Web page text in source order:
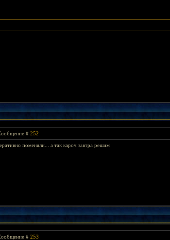
# 252
поменяли... а так кароч завтра решим
# 253